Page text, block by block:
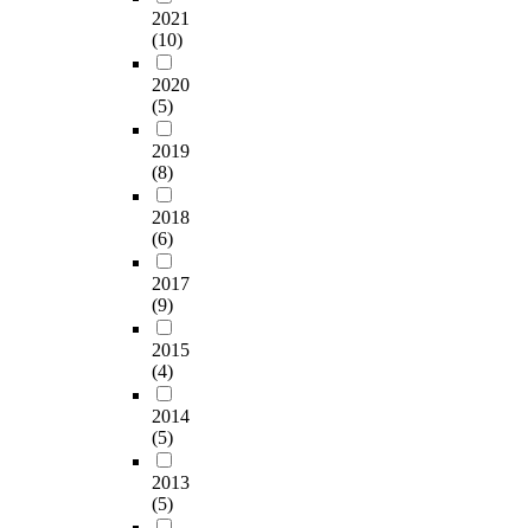
2021
(10)
2020
(5)
2019
(8)
2018
(6)
2017
(9)
2015
(4)
2014
(5)
2013
(5)